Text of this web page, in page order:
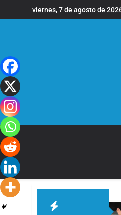
al
viernes, 7 de agosto de
La